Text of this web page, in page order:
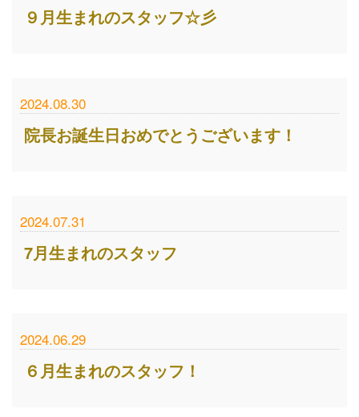
９月生まれのスタッフ☆彡
2024.08.30
院長お誕生日おめでとうございます！
2024.07.31
7月生まれのスタッフ
2024.06.29
６月生まれのスタッフ！